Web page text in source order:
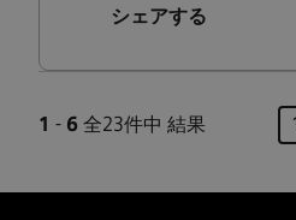
シェアする
1 - 6 全23件中 結果